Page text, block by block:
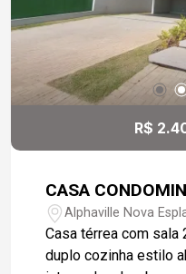
linha. Placas solares
geração de energia.
cobertas e 3
R$
CASA
Alphaville Nova
Casa térrea com
duplo cozinha estilo aberto, com ambientes